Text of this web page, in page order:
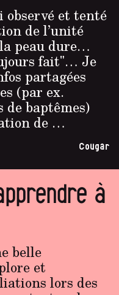
observé et tenté
de l’unité
peau dure…
fait"… Je
partagées
(par ex.
baptêmes)
de …
Cougar
à
belle
et
lors des